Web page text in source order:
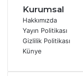
Kurumsal
Hakkımızda
Yayın Politikası
Gizlilik Politikası
Künye